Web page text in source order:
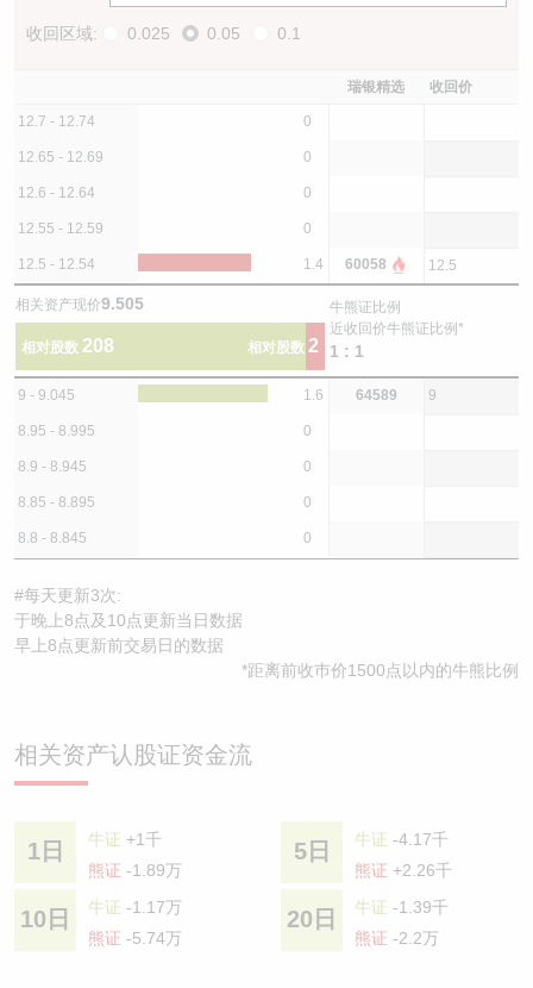
收回区域: 0.025 0.05 0.1
瑞银精选 收回价
12.7 - 12.74 0
12.65 - 12.69 0
12.6 - 12.64 0
12.55 - 12.59 0
12.5 - 12.54 1.4 60058 12.5
相关资产现价9.505
相对股数 208 相对股数 2
牛熊证比例
近收回价牛熊证比例*
1 : 1
9 - 9.045 1.6 64589 9
8.95 - 8.995 0
8.9 - 8.945 0
8.85 - 8.895 0
8.8 - 8.845 0
#每天更新3次:
于晚上8点及10点更新当日数据
早上8点更新前交易日的数据
*距离前收巿价1500点以内的牛熊比例
相关资产认股证资金流
1日 牛证 +1千
熊证 -1.89万
5日 牛证 -4.17千
熊证 +2.26千
10日 牛证 -1.17万
熊证 -5.74万
20日 牛证 -1.39千
熊证 -2.2万